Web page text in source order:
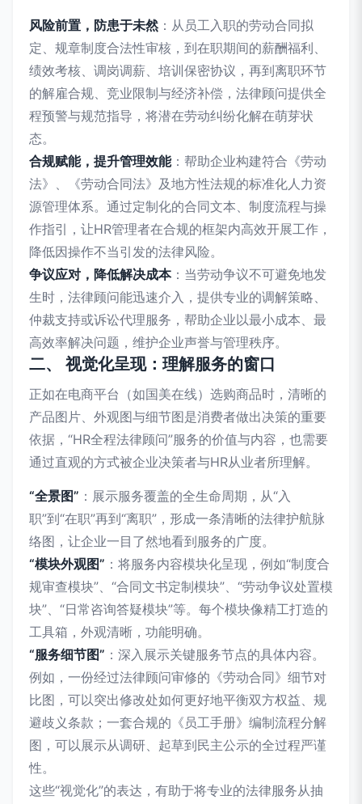
风险前置，防患于未然：从员工入职的劳动合同拟
定、规章制度合法性审核，到在职期间的薪酬福利、
绩效考核、调岗调薪、培训保密协议，再到离职环节
的解雇合规、竞业限制与经济补偿，法律顾问提供全
程预警与规范指导，将潜在劳动纠纷化解在萌芽状
态。
合规赋能，提升管理效能：帮助企业构建符合《劳动
法》、《劳动合同法》及地方性法规的标准化人力资
源管理体系。通过定制化的合同文本、制度流程与操
作指引，让HR管理者在合规的框架内高效开展工作，
降低因操作不当引发的法律风险。
争议应对，降低解决成本：当劳动争议不可避免地发
生时，法律顾问能迅速介入，提供专业的调解策略、
仲裁支持或诉讼代理服务，帮助企业以最小成本、最
高效率解决问题，维护企业声誉与管理秩序。
二、 视觉化呈现：理解服务的窗口
正如在电商平台（如国美在线）选购商品时，清晰的
产品图片、外观图与细节图是消费者做出决策的重要
依据，“HR全程法律顾问”服务的价值与内容，也需要
通过直观的方式被企业决策者与HR从业者所理解。
“全景图” ：展示服务覆盖的全生命周期，从“入
职”到“在职”再到“离职”，形成一条清晰的法律护航脉
络图，让企业一目了然地看到服务的广度。
“模块外观图” ：将服务内容模块化呈现，例如“制度合
规审查模块”、“合同文书定制模块”、“劳动争议处置模
块”、“日常咨询答疑模块”等。每个模块像精工打造的
工具箱，外观清晰，功能明确。
“服务细节图” ：深入展示关键服务节点的具体内容。
例如，一份经过法律顾问审修的《劳动合同》细节对
比图，可以突出修改处如何更好地平衡双方权益、规
避歧义条款；一套合规的《员工手册》编制流程分解
图，可以展示从调研、起草到民主公示的全过程严谨
性。
这些“视觉化”的表达，有助于将专业的法律服务从抽